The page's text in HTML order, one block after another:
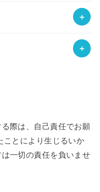
際は、自己責任でお願
ことにより生じるいか
一切の責任を負いませ